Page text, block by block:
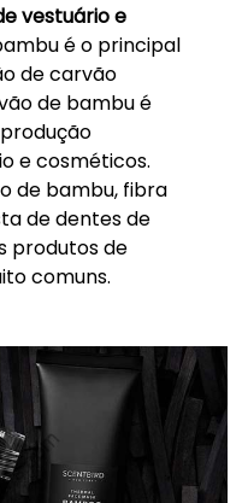
vestuário e
é o principal
de carvão
de bambu é
e cosméticos.
de bambu, fibra
de dentes de
produtos de
comuns.